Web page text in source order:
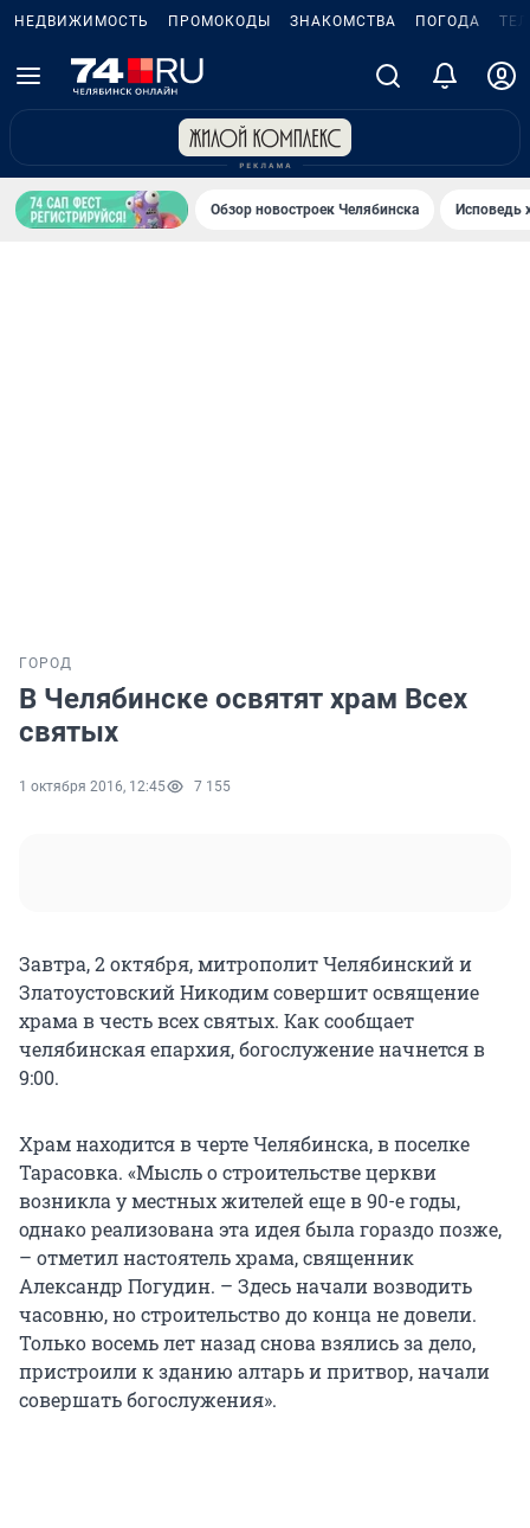
НЕДВИЖИМОСТЬ ПРОМОКОДЫ ЗНАКОМСТВА ПОГОДА
Обзор новостроек Челябинска Исповедь
ГОРОД
В Челябинске освятят храм Всех
святых
1 октября 2016, 12:45 7 155
Завтра, 2 октября, митрополит Челябинский и
Златоустовский Никодим совершит освящение
храма в честь всех святых. Как сообщает
челябинская епархия, богослужение начнется в
9:00.
Храм находится в черте Челябинска, в поселке
Тарасовка. «Мысль о строительстве церкви
возникла у местных жителей еще в 90-е годы,
однако реализована эта идея была гораздо позже,
– отметил настоятель храма, священник
Александр Погудин. – Здесь начали возводить
часовню, но строительство до конца не довели.
Только восемь лет назад снова взялись за дело,
пристроили к зданию алтарь и притвор, начали
совершать богослужения».